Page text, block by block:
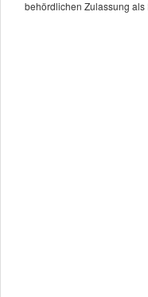
Produktinformationen
behördlichen Zulassung